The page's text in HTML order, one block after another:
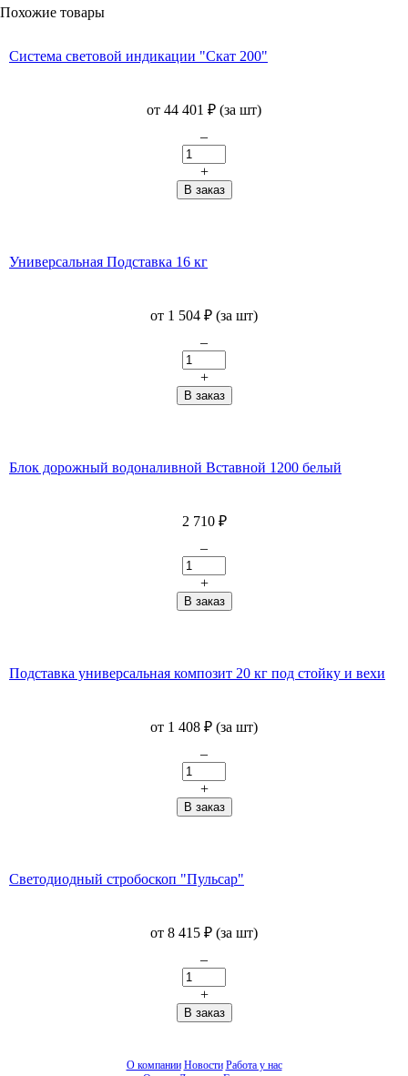
Похожие товары
Система световой индикации "Скат 200"
от 44 401 ₽ (за шт)
–
+
Универсальная Подставка 16 кг
от 1 504 ₽ (за шт)
–
+
Блок дорожный водоналивной Вставной 1200 белый
2 710 ₽
–
+
Подставка универсальная композит 20 кг под стойку и вехи
от 1 408 ₽ (за шт)
–
+
Светодиодный стробоскоп "Пульсар"
от 8 415 ₽ (за шт)
–
+
О компании Новости Работа у нас